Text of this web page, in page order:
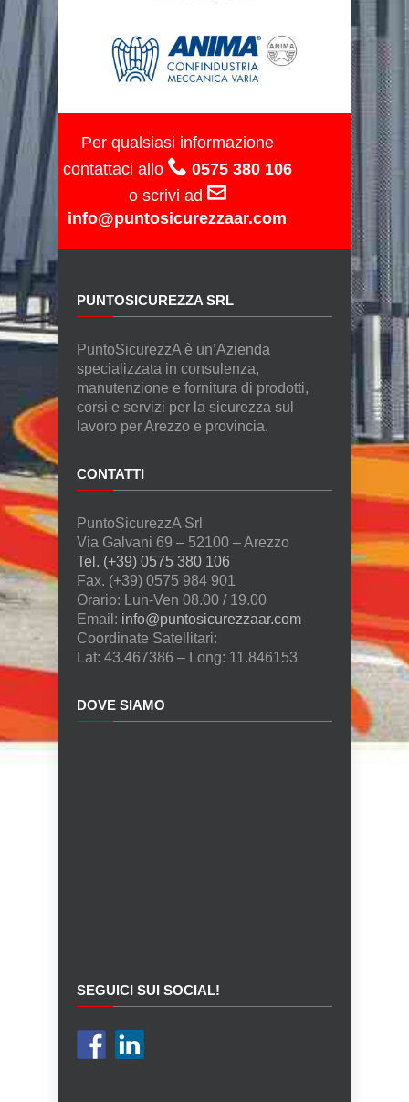
Per qualsiasi informazione
contattaci allo
0575 380 106
o scrivi ad
info@puntosicurezzaar.com
PUNTOSICUREZZA SRL
PuntoSicurezzA è un’Azienda
specializzata in consulenza,
manutenzione e fornitura di prodotti,
corsi e servizi per la sicurezza sul
lavoro per Arezzo e provincia.
CONTATTI
PuntoSicurezzA Srl
Via Galvani 69 – 52100 – Arezzo
Tel. (+39) 0575 380 106
Fax. (+39) 0575 984 901
Orario: Lun-Ven 08.00 / 19.00
Email: info@puntosicurezzaar.com
Coordinate Satellitari:
Lat: 43.467386 – Long: 11.846153
DOVE SIAMO
SEGUICI SUI SOCIAL!